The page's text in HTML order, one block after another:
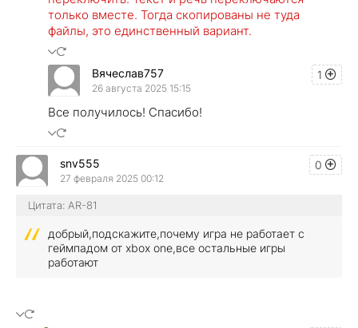
только вместе. Тогда скопированы не туда
файлы, это единственный вариант.
1
Вячеслав757
26 августа 2025 15:15
Все получилось! Спасибо!
0
snv555
27 февраля 2025 00:12
Цитата: AR-81
добрый,подскажите,почему игра не работает с
геймпадом от xbox one,все остальные игры
работают